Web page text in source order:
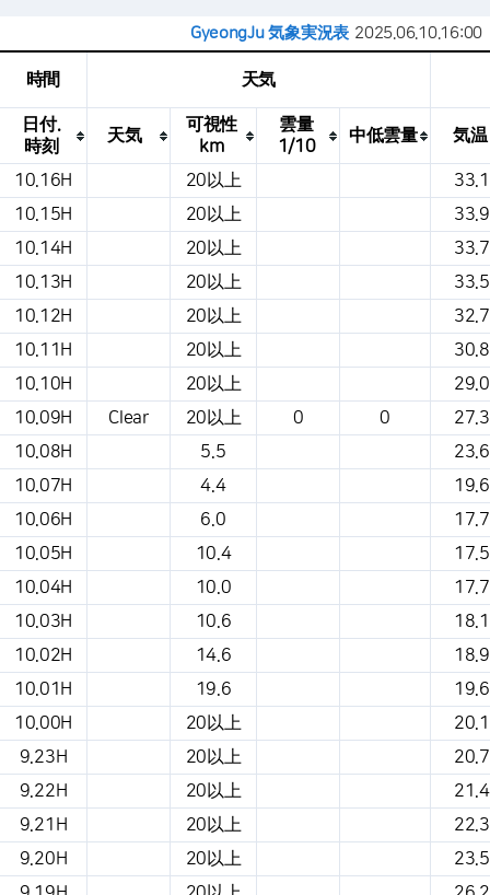
GyeongJu 気象実況表 2025.06.10.16:00
これは、場所、天気、気温、降水量、風、
気圧などを示す気象条件テーブルです。
時間 天気
日付.
時刻
天気
可視性
km
雲量
1/10
中低雲量 気温
10.16H 20以上
33.1
10.15H
20以上
33.9
10.14H
20以上
33.7
10.13H
20以上
33.5
10.12H
20以上
32.7
10.11H
20以上
30.8
10.10H
20以上
29.0
10.09H
Clear 20以上 0 0
27.3
10.08H
5.5
23.6
10.07H
4.4
19.6
10.06H
6.0
17.7
10.05H
10.4
17.5
10.04H
10.0
17.7
10.03H
10.6
18.1
10.02H
14.6
18.9
10.01H
19.6
19.6
10.00H
20以上
20.1
9.23H
20以上
20.7
9.22H
20以上
21.4
9.21H
20以上
22.3
9.20H
20以上
23.5